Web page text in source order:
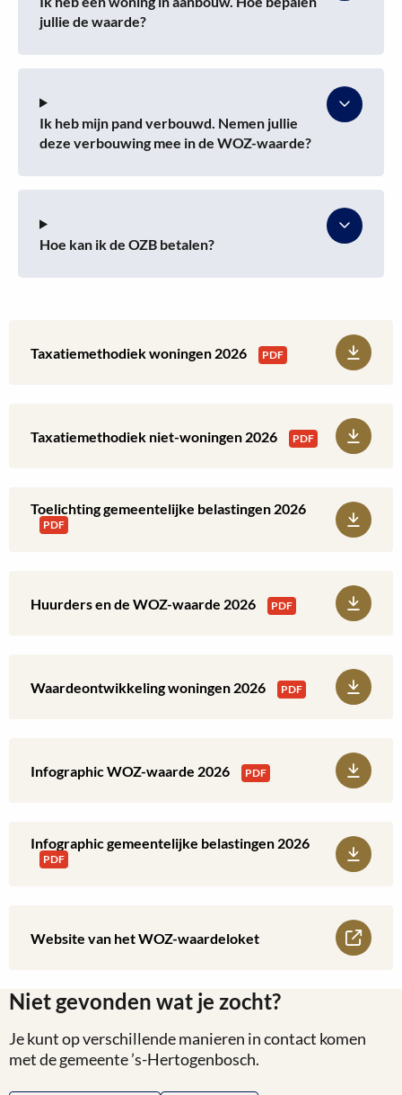
jullie de waarde?
Ik heb mijn pand verbouwd. Nemen jullie
deze verbouwing mee in de WOZ-waarde?
Hoe kan ik de OZB betalen?
Taxatiemethodiek woningen 2026 PDF
Download:
Taxatiemethodiek niet-woningen 2026 PDF
Download:
niet-
Toelichting gemeentelijke belastingen 2026
PDF
Download:
Huurders en de WOZ-waarde 2026 PDF
Download:
waarde
Waardeontwikkeling woningen 2026 PDF
Download:
Infographic WOZ-waarde 2026 PDF
Download:
WOZ-
Infographic gemeentelijke belastingen 2026
PDF
Download:
2026
Website van het WOZ-waardeloket
Lees
over
Website
Niet gevonden wat je zocht?
Je kunt op verschillende manieren in contact komen
met de gemeente ’s-Hertogenbosch.